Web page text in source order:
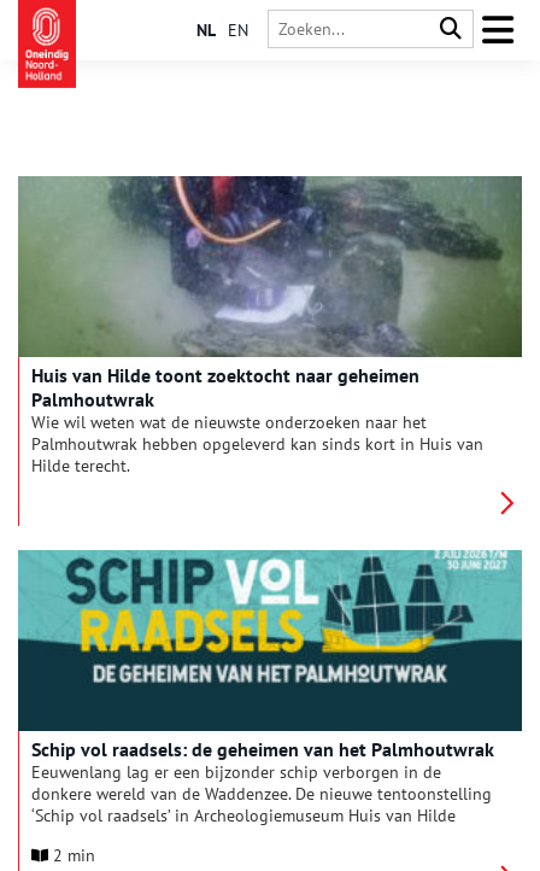
NL EN
Huis van Hilde toont zoektocht naar geheimen
Palmhoutwrak
Wie wil weten wat de nieuwste onderzoeken naar het
Palmhoutwrak hebben opgeleverd kan sinds kort in Huis van
Hilde terecht.
Schip vol raadsels: de geheimen van het Palmhoutwrak
Eeuwenlang lag er een bijzonder schip verborgen in de
donkere wereld van de Waddenzee. De nieuwe tentoonstelling
‘Schip vol raadsels’ in Archeologiemuseum Huis van Hilde
scheepswrak dat bij toeval werd ontdekt. Niet eerder getoonde
2 min